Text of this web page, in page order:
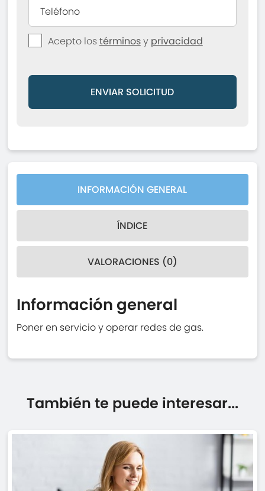
Acepto lostérminosy privacidad
ENVIAR SOLICITUD
INFORMACIÓN GENERAL
ÍNDICE
VALORACIONES (0)
Información general
Poner en servicio y operar redes de gas.
También te puede interesar...